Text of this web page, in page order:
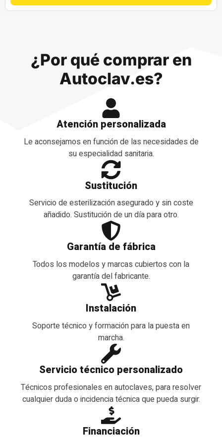
¿Por qué comprar en
Autoclav.es?
Atención personalizada
Le aconsejamos en función de las necesidades de
su especialidad sanitaria.
Sustitución
Servicio de esterilización asegurado y sin coste
añadido. Sustitución de un día para otro.
Garantía de fábrica
Todos los modelos y marcas cubiertos con la
garantía del fabricante.
Instalación
Soporte técnico y formación para la puesta en
marcha.
Servicio técnico personalizado
Técnicos profesionales en autoclaves, para resolver
cualquier duda o incidencia técnica que pueda surgir.
Financiación